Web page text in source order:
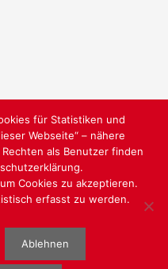
für Statistiken und
Webseite“ – nähere
als Benutzer finden
Cookies zu akzeptieren.
erfasst zu werden.
Ablehnen